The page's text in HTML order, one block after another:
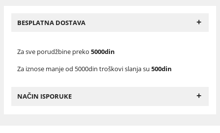
BESPLATNA DOSTAVA +
Za sve porudžbine preko 5000din
Za iznose manje od 5000din troškovi slanja su 500din
NAČIN ISPORUKE +